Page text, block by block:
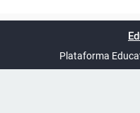
UTC+02:00
Plataforma